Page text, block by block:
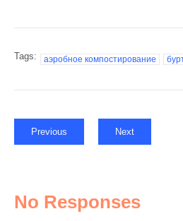
Tags: аэробное компостирование
Previous Next
No Responses